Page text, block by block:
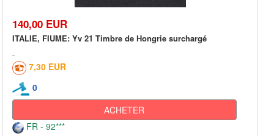
140,00 EUR
ITALIE, FIUME: Yv 21 Timbre de Hongrie surchargé
7,30 EUR
0
ACHETER
FR - 92***